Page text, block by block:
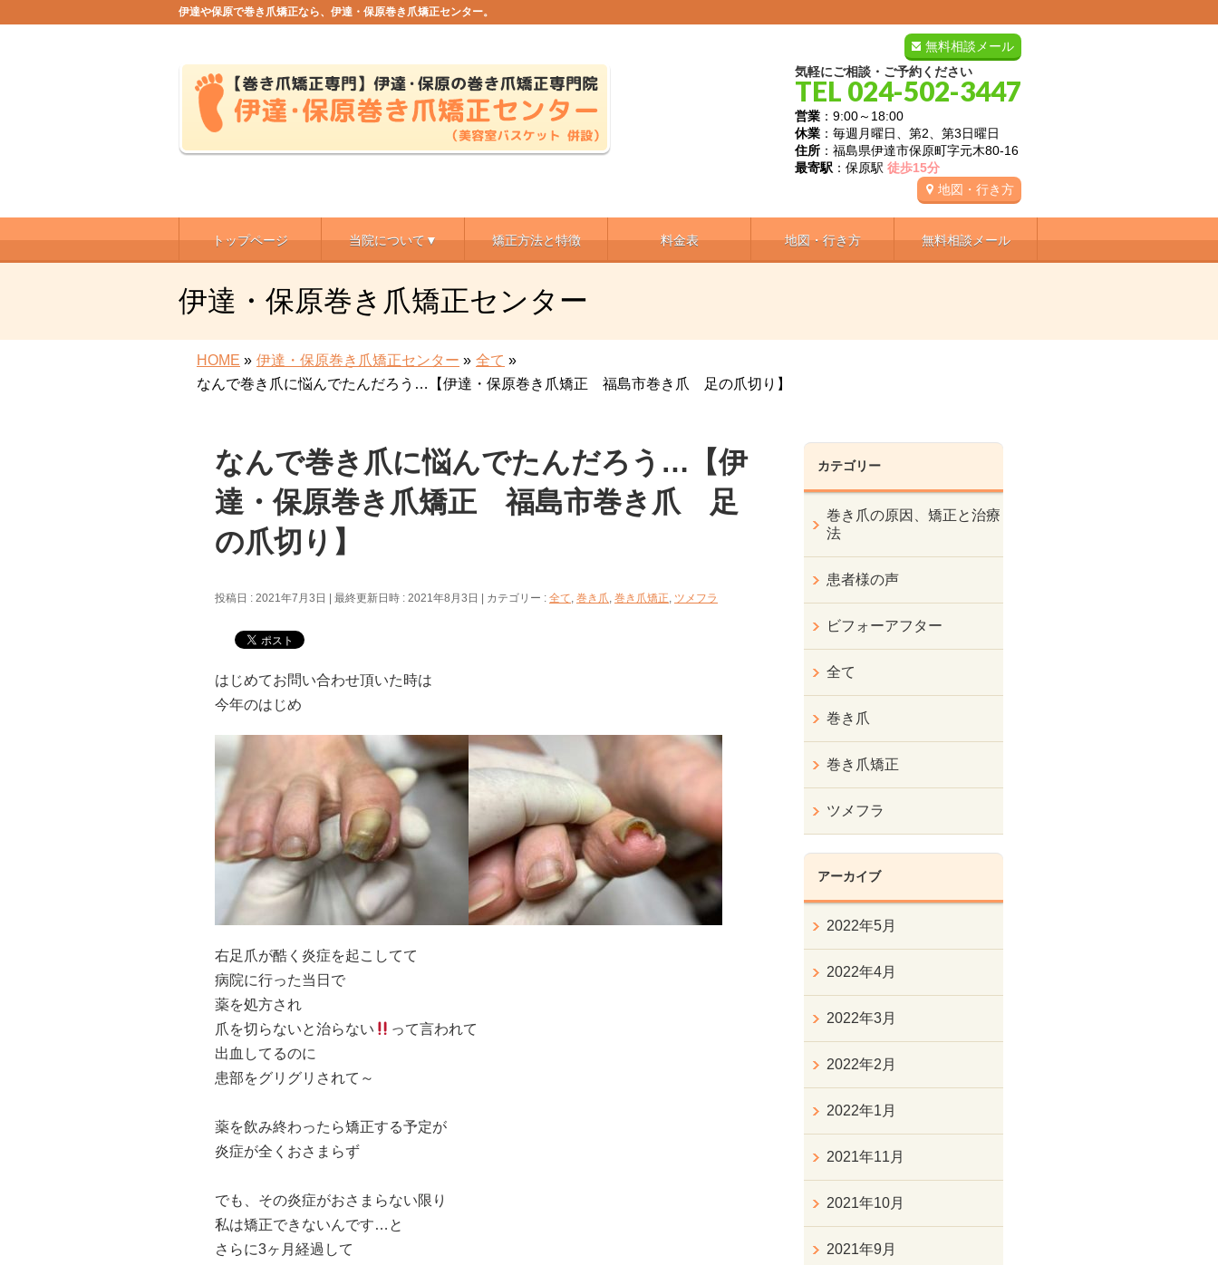
伊達や保原で巻き爪矯正なら、伊達・保原巻き爪矯正センター。
無料相談メール
気軽にご相談・ご予約ください
TEL 024-502-3447
営業 ：9:00～18:00
休業 ：毎週月曜日、第2、第3日曜日
住所 ：福島県伊達市保原町字元木80-16
最寄駅 ：保原駅 徒歩15分
地図・行き方
トップページ 当院について▼ 矯正方法と特徴 料金表 地図・行き方 無料相談メール
伊達・保原巻き爪矯正センター
HOME » 伊達・保原巻き爪矯正センター » 全て »
なんで巻き爪に悩んでたんだろう…【伊達・保原巻き爪矯正 福島市巻き爪 足の爪切り】
なんで巻き爪に悩んでたんだろう…【伊
達・保原巻き爪矯正 福島市巻き爪 足
の爪切り】
投稿日 : 2021年7月3日 最終更新日時 : 2021年8月3日 カテゴリー : 全て, 巻き爪, 巻き爪矯正, ツメフラ
はじめてお問い合わせ頂いた時は
今年のはじめ
右足爪が酷く炎症を起こしてて
病院に行った当日で
薬を処方され
爪を切らないと治らない
って言われて
出血してるのに
患部をグリグリされて～
薬を飲み終わったら矯正する予定が
炎症が全くおさまらず
でも、その炎症がおさまらない限り
私は矯正できないんです…と
さらに3ヶ月経過して
カテゴリー
巻き爪の原因、矯正と治療
法
患者様の声
ビフォーアフター
全て
巻き爪
巻き爪矯正
ツメフラ
アーカイブ
2022年5月
2022年4月
2022年3月
2022年2月
2022年1月
2021年11月
2021年10月
2021年9月